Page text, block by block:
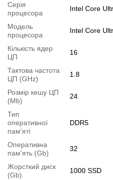
Стан:
Комплектація:
Операційна система:Windows
Можлива модифікація:
1.Збільшення об'єму RAM
Ви можете розширити строк
Можлива також комплектація
Для цього додайте в корзину
Специфікація,
Специфікація процесора:Intel
Серія
процесора
Intel Core
Модель
процесора
Intel Core
Кількість ядер
ЦП
16
Тактова частота
ЦП (GHz)
1.8
Розмір кешу ЦП
(Mb)
24
Тип
оперативної
пам'яті
DDR5
Оперативна
пам'ять (Gb)
32
Жорсткий диск
(Gb)
1000 SSD